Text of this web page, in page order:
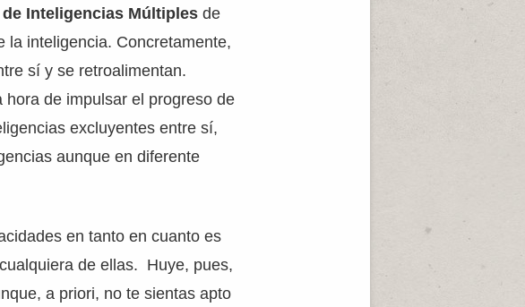
de Inteligencias Múltiples de
la inteligencia. Concretamente,
sí y se retroalimentan.
de impulsar el progreso de
excluyentes entre sí,
aunque en diferente
en tanto en cuanto es
de ellas. Huye, pues,
a priori, no te sientas apto